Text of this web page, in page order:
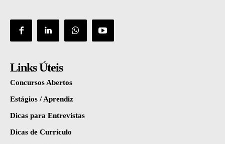
Links Úteis
Concursos Abertos
Estágios / Aprendiz
Dicas para Entrevistas
Dicas de Currículo